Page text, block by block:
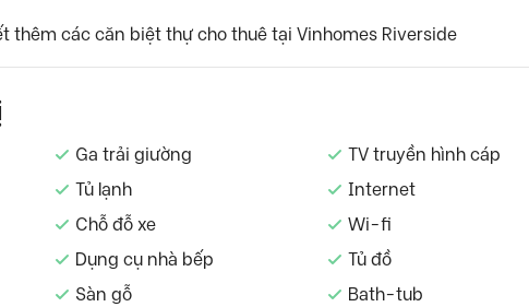
thêm các căn biệt thự cho thuê tại Vinhomes Riverside
Ga trải giường
TV truyền hình cáp
Tủ lạnh
Internet
Chỗ đỗ xe
Wi-fi
Dụng cụ nhà bếp
Tủ đồ
Sàn gỗ
Bath-tub